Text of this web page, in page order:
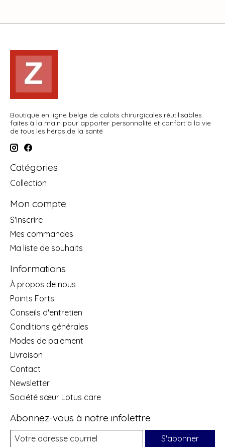
Boutique en ligne belge de calots chirurgicales réutilisables
faites à la main pour apporter personnalité et confort à la vie
de tous les héros de la santé
Catégories
Collection
Mon compte
S'inscrire
Mes commandes
Ma liste de souhaits
Informations
À propos de nous
Points Forts
Conseils d'entretien
Conditions générales
Modes de paiement
Livraison
Contact
Newsletter
Société sœur Lotus care
Abonnez-vous à notre infolettre
S'abonner